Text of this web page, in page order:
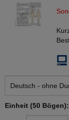
Einheit (50